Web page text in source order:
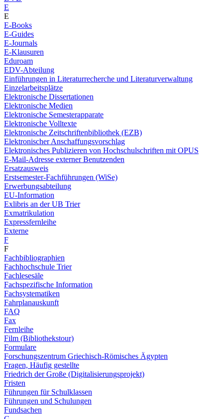
E
E
E-Books
E-Guides
E-Journals
E-Klausuren
Eduroam
EDV-Abteilung
Einführungen in Literaturrecherche und Literaturverwaltung
Einzelarbeitsplätze
Elektronische Dissertationen
Elektronische Medien
Elektronische Semesterapparate
Elektronische Volltexte
Elektronische Zeitschriftenbibliothek (EZB)
Elektronischer Anschaffungsvorschlag
Elektronisches Publizieren von Hochschulschriften mit OPUS
E-Mail-Adresse externer Benutzenden
Ersatzausweis
Erstsemester-Fachführungen (WiSe)
Erwerbungsabteilung
EU-Information
Exlibris an der UB Trier
Exmatrikulation
Expressfernleihe
Externe
F
F
Fachbibliographien
Fachhochschule Trier
Fachlesesäle
Fachspezifische Information
Fachsystematiken
Fahrplanauskunft
FAQ
Fax
Fernleihe
Film (Bibliothekstour)
Formulare
Forschungszentrum Griechisch-Römisches Ägypten
Fragen, Häufig gestellte
Friedrich der Große (Digitalisierungsprojekt)
Fristen
Führungen für Schulklassen
Führungen und Schulungen
Fundsachen